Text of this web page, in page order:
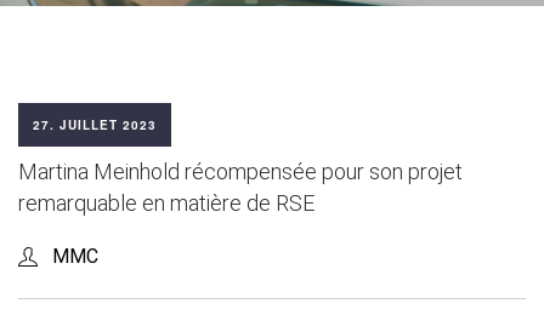
27. JUILLET 2023
Martina Meinhold récompensée pour son projet
remarquable en matière de RSE
MMC